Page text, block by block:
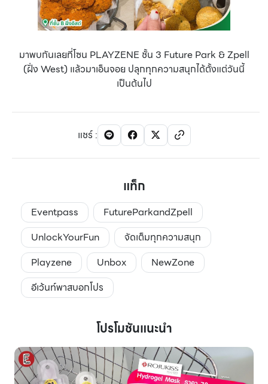
มาพบกันเลยที่โซน PLAYZENE ชั้น 3 Future Park & Zpell
(ฝั่ง West) แล้วมาเอ็นจอย ปลุกทุกความสนุกได้ตั้งแต่วันนี้
เป็นต้นไป
แชร์:
แท็ก
Eventpass
FutureParkandZpell
UnlockYourFun
จัดเต็มทุกความสนุก
Playzene
Unbox
NewZone
อีเว้นท์พาสบอกโปร
โปรโมชันแนะนำ